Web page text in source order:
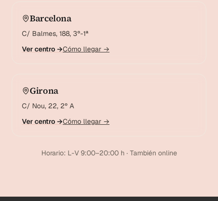
Barcelona
C/ Balmes, 188, 3º-1ª
Ver centro →Cómo llegar →
Girona
C/ Nou, 22, 2º A
Ver centro →Cómo llegar →
Horario: L-V 9:00–20:00 h · También online